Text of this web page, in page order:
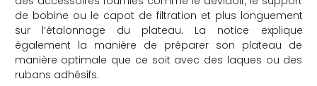
de bobine ou le capot de filtration et plus longuement
sur l’étalonnage du plateau. La notice explique
également la manière de préparer son plateau de
manière optimale que ce soit avec des laques ou des
rubans adhésifs.